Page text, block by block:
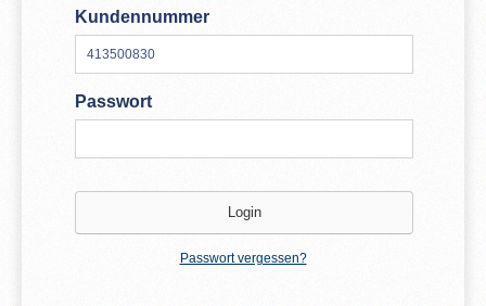
Kundennummer
Passwort
Passwort vergessen?